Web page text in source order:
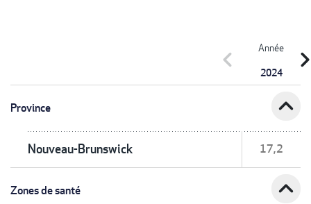
Année
2024
chevron_left
Province expand_less
Nouveau-Brunswick 17,2
Zones de santé expand_less